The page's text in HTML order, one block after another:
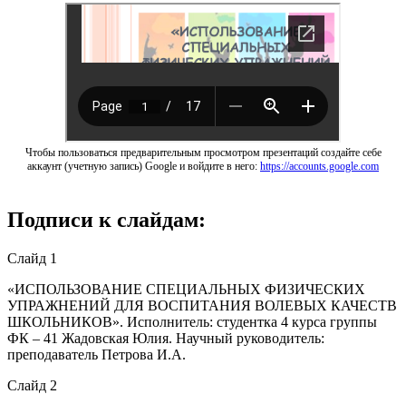
Чтобы пользоваться предварительным просмотром презентаций создайте себе
аккаунт (учетную запись) Google и войдите в него: https://accounts.google.com
Подписи к слайдам:
Слайд 1
«ИСПОЛЬЗОВАНИЕ СПЕЦИАЛЬНЫХ ФИЗИЧЕСКИХ
УПРАЖНЕНИЙ ДЛЯ ВОСПИТАНИЯ ВОЛЕВЫХ КАЧЕСТВ
ШКОЛЬНИКОВ». Исполнитель: студентка 4 курса группы
ФК – 41 Жадовская Юлия. Научный руководитель:
преподаватель Петрова И.А.
Слайд 2